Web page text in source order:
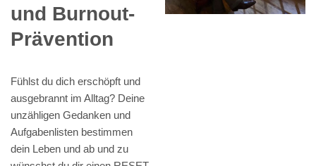
und Burnout-
Prävention
Fühlst du dich erschöpft und
ausgebrannt im Alltag? Deine
unzähligen Gedanken und
Aufgabenlisten bestimmen
dein Leben und ab und zu